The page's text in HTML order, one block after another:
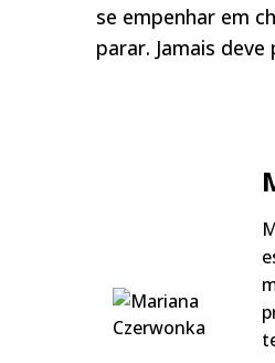
se empenhar em
parar. Jamais